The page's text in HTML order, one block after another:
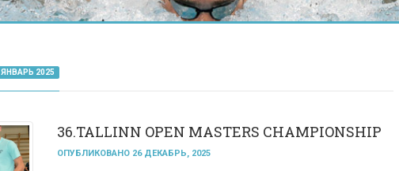
ЯНВАРЬ 2025
36.TALLINN OPEN MASTERS CHAMPIONSHIP
ОПУБЛИКОВАНО 26 ДЕКАБРЬ, 2025